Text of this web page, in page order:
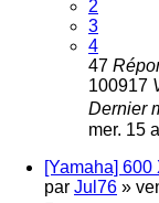
2
3
4
47
100917
Dernier
mer. 15
[Yamaha]
par Jul76 »